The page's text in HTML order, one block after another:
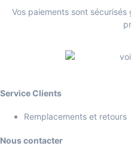
Vos paiements sont
Service Clients
Remplacements et retours
Nous contacter